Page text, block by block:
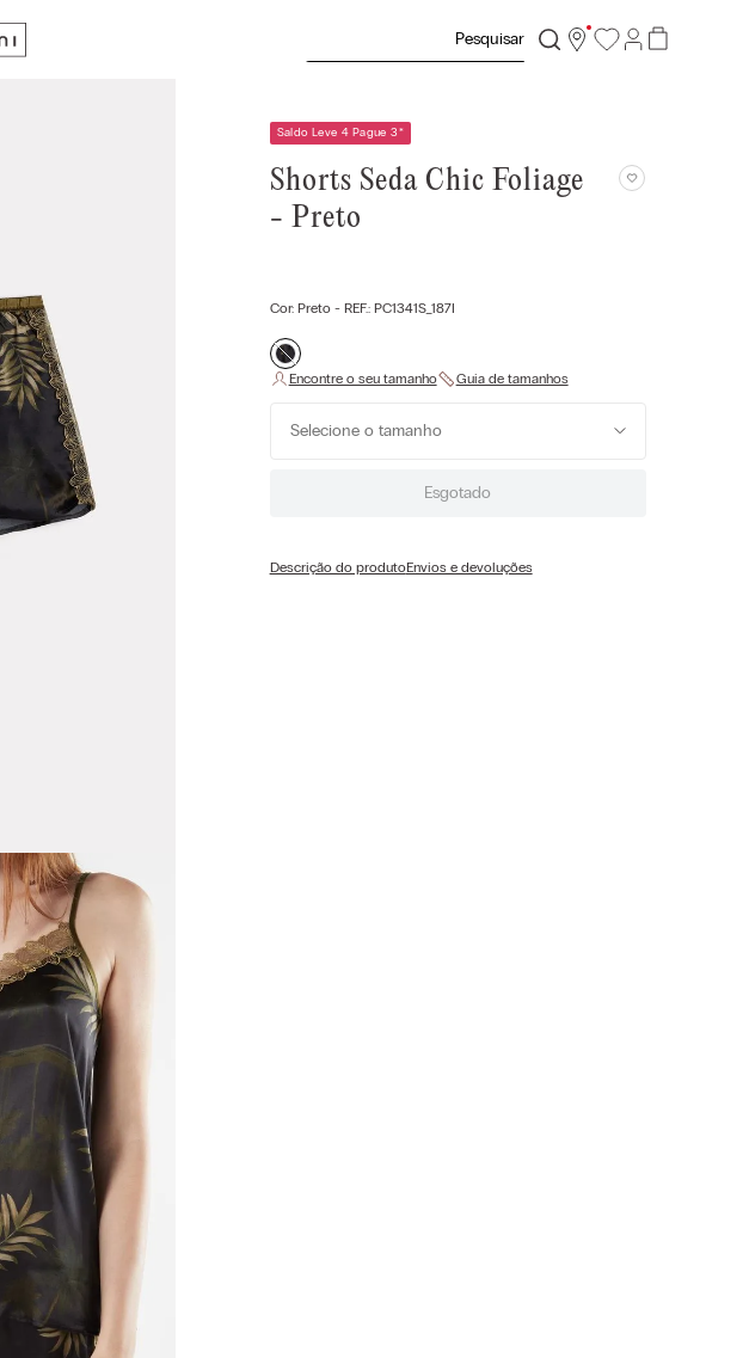
Saldo Leve 4 Pague 3*
Shorts Seda Chic Foliage
- Preto
Cor: Preto- REF.: PC1341S_187I
Selecione o tamanho
Esgotado
Descrição do produtoEnvios e devoluções